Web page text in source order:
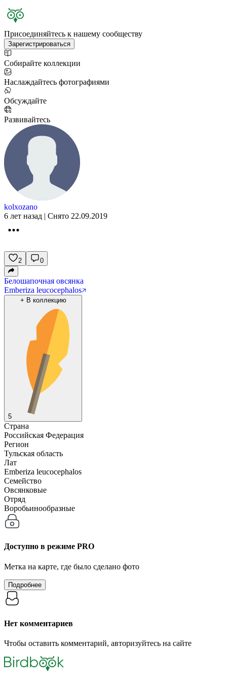
Присоединяйтесь к нашему сообществу
Зарегистрироваться
Собирайте коллекции
Наслаждайтесь фотографиями
Обсуждайте
Развивайтесь
kolxozano
6 лет назад | Снято 22.09.2019
2 0
Белошапочная овсянка
Emberiza leucocephalos
+ В коллекцию
5
Страна
Российская Федерация
Регион
Тульская область
Лат
Emberiza leucocephalos
Семейство
Овсянковые
Отряд
Воробьинообразные
Доступно в режиме PRO
Метка на карте, где было сделано фото
Подробнее
Нет комментариев
Чтобы оставить комментарий, авторизуйтесь на сайте